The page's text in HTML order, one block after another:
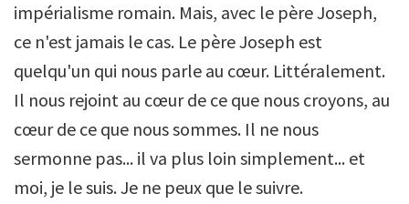
impérialisme romain. Mais, avec le père Joseph,
ce n'est jamais le cas. Le père Joseph est
quelqu'un qui nous parle au cœur. Littéralement.
Il nous rejoint au cœur de ce que nous croyons, au
cœur de ce que nous sommes. Il ne nous
sermonne pas... il va plus loin simplement... et
moi, je le suis. Je ne peux que le suivre.